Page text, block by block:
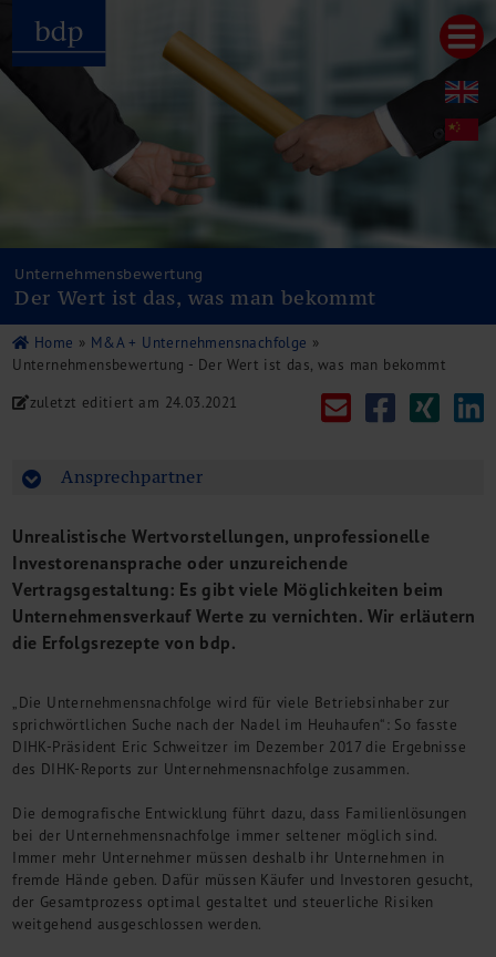
Hauptmenu
Home
bdp aktuell
Unternehmenswerte
Publikationen
Newsletter
Videos
Leistungen
Rechtsberatung
Restrukturierung
Management Consulting
Internationalisierung
China Consulting
Unternehmensgründung
Finanz- und Lohnbuchhaltung
Steuerberatung
Rechtsberatung
M&A Deutschland/China
Industrielle Dienstleistungen
Inbound Investments
Coaching
Team
Events
Unternehmensbewertung
Der Wert ist das, was man bekommt
Home » M&A + Unternehmensnachfolge »
Unternehmensbewertung - Der Wert ist das, was man bekommt
zuletzt editiert am 24.03.2021
Ansprechpartner
Unrealistische Wertvorstellungen, unprofessionelle
Investorenansprache oder unzureichende
Vertragsgestaltung: Es gibt viele Möglichkeiten beim
Unternehmensverkauf Werte zu vernichten. Wir erläutern
die Erfolgsrezepte von bdp.
„Die Unternehmensnachfolge wird für viele Betriebsinhaber zur
sprichwörtlichen Suche nach der Nadel im Heuhaufen“: So fasste
DIHK-Präsident Eric Schweitzer im Dezember 2017 die Ergebnisse
des DIHK-Reports zur Unternehmensnachfolge zusammen.
Die demografische Entwicklung führt dazu, dass Familienlösungen
bei der Unternehmensnachfolge immer seltener möglich sind.
Immer mehr Unternehmer müssen deshalb ihr Unternehmen in
fremde Hände geben. Dafür müssen Käufer und Investoren gesucht,
der Gesamtprozess optimal gestaltet und steuerliche Risiken
weitgehend ausgeschlossen werden.